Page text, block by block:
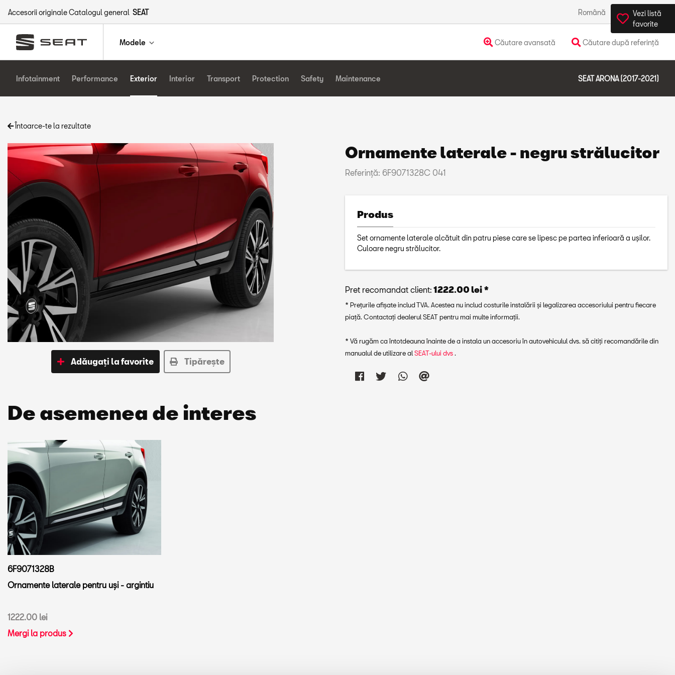
Accesorii originale Catalogul general SEAT Română România
Modele Căutare avansată Căutare după referință
Vezi listă
favorite
Infotainment Performance Exterior Interior Transport Protection Safety Maintenance SEAT ARONA (2017-2021)
Întoarce-te la rezultate
Adăugați la favorite Tipărește
Ornamente laterale - negru strălucitor
Referinţă: 6F9071328C 041
Produs
Set ornamente laterale alcătuit din patru piese care se lipesc pe partea inferioară a ușilor.
Culoare negru strălucitor.
Pret recomandat client: 1222.00 lei *
* Prețurile afișate includ TVA. Acestea nu includ costurile instalării și legalizarea accesoriului pentru fiecare
piață. Contactați dealerul SEAT pentru mai multe informații.
* Vă rugăm ca întotdeauna înainte de a instala un accesoriu în autovehiculul dvs. să citiți recomandările din
manualul de utilizare alSEAT-ului dvs.
De asemenea de interes
6F9071328B
Ornamente laterale pentru uși - argintiu
1222.00 lei
Mergi la produs